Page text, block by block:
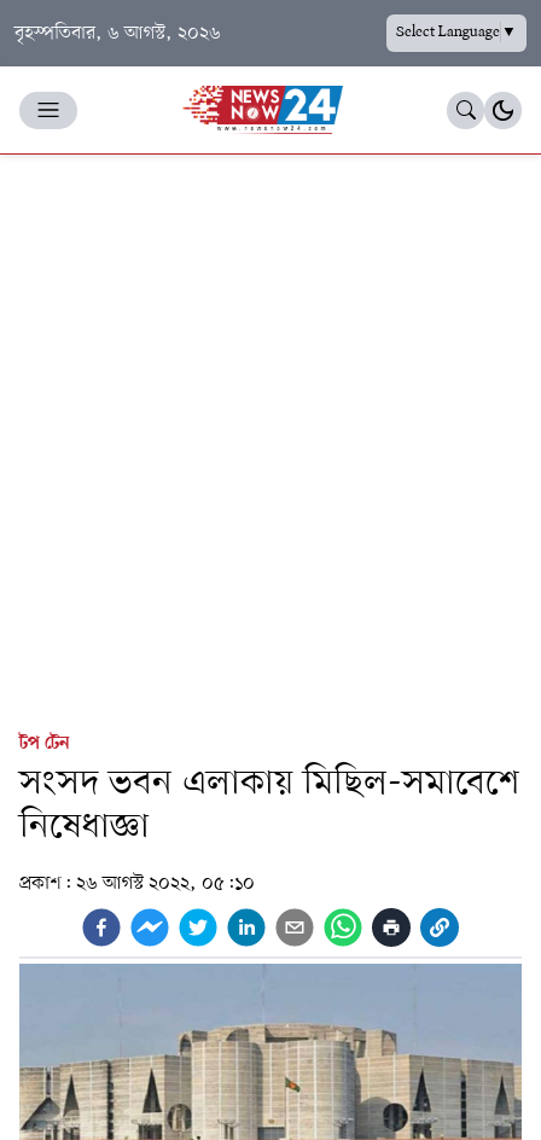
বৃহস্পতিবার, ৬ আগস্ট, ২০২৬ Select Language▼
টপ টেন
সংসদ ভবন এলাকায় মিছিল-সমাবেশে
নিষেধাজ্ঞা
প্রকাশ: ২৬ আগস্ট ২০২২, ০৫:১০